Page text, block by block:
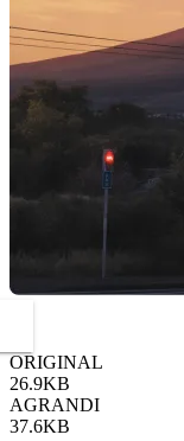
ORIGINAL
26.9KB
AGRANDI
37.6KB